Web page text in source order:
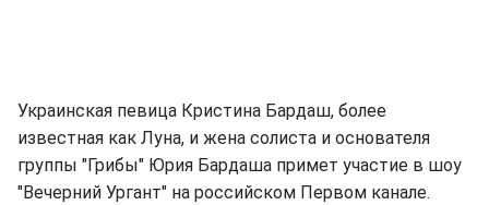
Украинская певица Кристина Бардаш, более
известная как Луна, и жена солиста и основателя
группы "Грибы" Юрия Бардаша примет участие в шоу
"Вечерний Ургант" на российском Первом канале.